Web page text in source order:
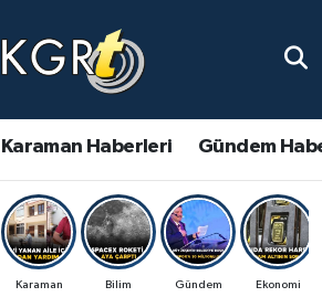
Karaman Haberleri Gündem
Karaman Bilim Gündem Ekonomi